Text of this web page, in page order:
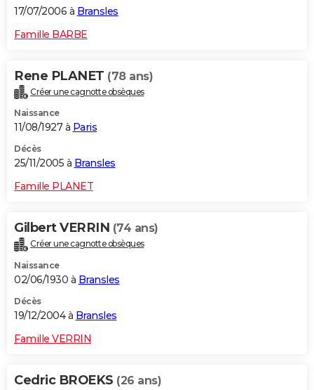
17/07/2006 à Bransles
Famille BARBE
Rene PLANET (78 ans)
Créer une cagnotte obsèques
Naissance
11/08/1927 à Paris
Décès
25/11/2005 à Bransles
Famille PLANET
Gilbert VERRIN (74 ans)
Créer une cagnotte obsèques
Naissance
02/06/1930 à Bransles
Décès
19/12/2004 à Bransles
Famille VERRIN
Cedric BROEKS (26 ans)